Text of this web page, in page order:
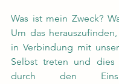
Was ist mein Zweck?
Um das
in Verbindung mit
Selbst treten und dies
durch den